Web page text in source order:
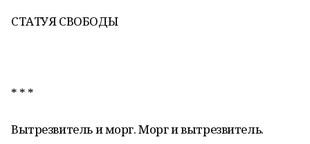
СТАТУЯ СВОБОДЫ
* * *
Вытрезвитель и морг. Морг и вытрезвитель.